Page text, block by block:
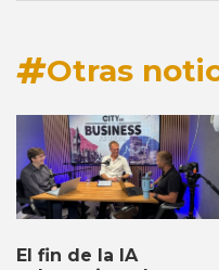
Otras
El fin de la IA